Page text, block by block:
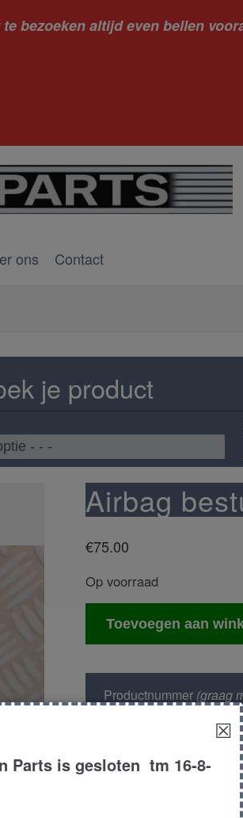
bezoeken altijd even bellen
ons Contact
je product
Airbag
€75.00
Op voorraad
AirbagToevoegen aan
Productnummer (graag
☒
Parts is gesloten tm 16-8-